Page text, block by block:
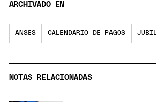
ARCHIVADO EN
ANSES CALENDARIO DE PAGOS
NOTAS RELACIONADAS